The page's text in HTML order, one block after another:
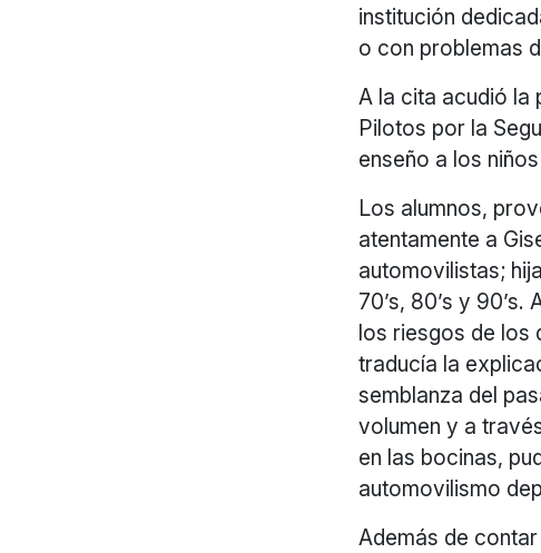
institución
o con problemas
A la cita acudió la
Pilotos por la
enseño a los
Los alumnos,
atentamente a
automovilistas;
70’s, 80’s y
los riesgos de los
traducía la
semblanza del
volumen y a
en las bocinas,
automovilismo
Además de